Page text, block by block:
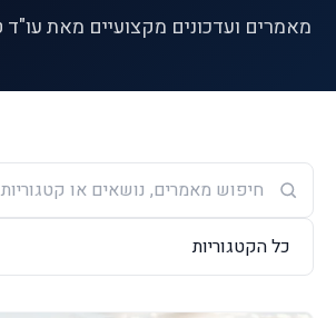
מאמרים ועדכונים מקצועיים מאת עו"ד